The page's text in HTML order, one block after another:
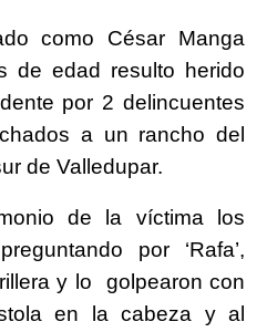
como César Manga
de edad resulto herido
por 2 delincuentes
a un rancho del
de Valledupar.
de la víctima los
por ‘Rafa’,
y lo golpearon con
en la cabeza y al